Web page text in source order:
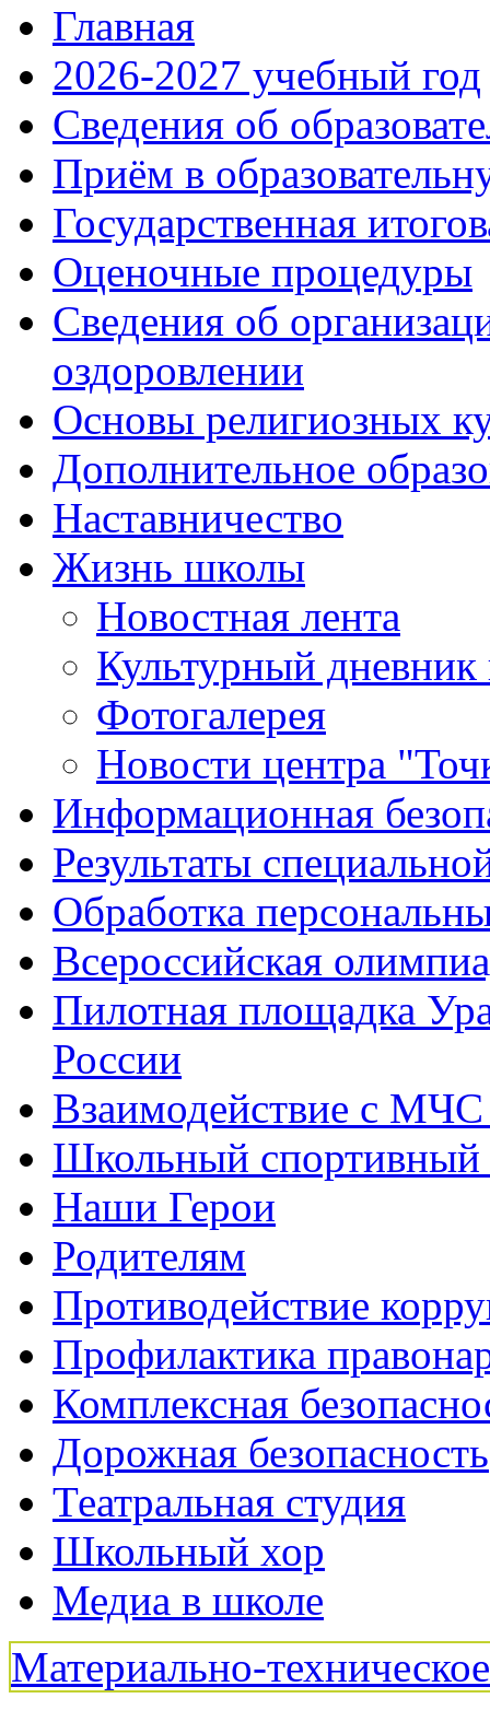
Главная
2026-2027 учебный год
Сведения об
Приём в
Государственная
Оценочные процедуры
Сведения об
оздоровлении
Основы религиозных
Дополнительное
Наставничество
Жизнь школы
Новостная лента
Культурный
Фотогалерея
Новости центра
Информационная
Результаты
Обработка
Всероссийская
Пилотная площадка
России
Взаимодействие с
Школьный
Наши Герои
Родителям
Противодействие
Профилактика
Комплексная
Дорожная безопасность
Театральная студия
Школьный хор
Медиа в школе
Материально-